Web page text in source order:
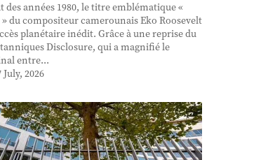
des années 1980, le titre emblématique «
du compositeur camerounais Eko Roosevelt
planétaire inédit. Grâce à une reprise du
Disclosure, qui a magnifié le
entre...
July, 2026